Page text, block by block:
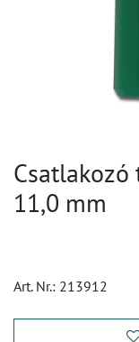
11,0 mm
Art. Nr.: 213912